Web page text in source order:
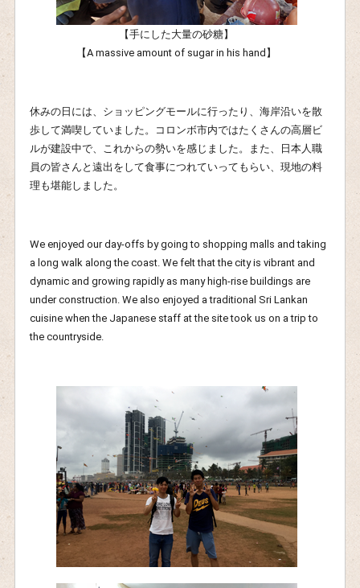
【手にした大量の砂糖】
【A massive amount of sugar in his hand】
休みの日には、ショッピングモールに行ったり、海岸沿いを散
歩して満喫していました。コロンボ市内ではたくさんの高層ビ
ルが建設中で、これからの勢いを感じました。また、日本人職
員の皆さんと遠出をして食事につれていってもらい、現地の料
理も堪能しました。
We enjoyed our day-offs by going to shopping malls and taking
a long walk along the coast. We felt that the city is vibrant and
dynamic and growing rapidly as many high-rise buildings are
under construction. We also enjoyed a traditional Sri Lankan
cuisine when the Japanese staff at the site took us on a trip to
the countryside.